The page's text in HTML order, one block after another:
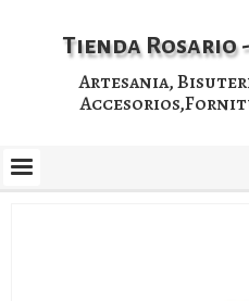
Tienda Rosario
Artesania,